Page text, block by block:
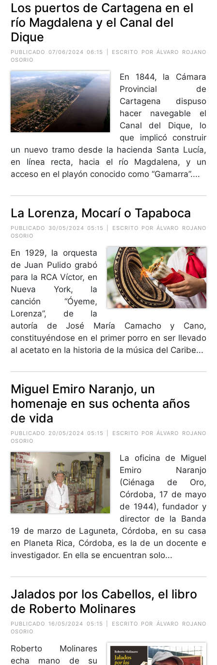
Los puertos de Cartagena en el
río Magdalena y el Canal del
Dique
PUBLICADO 07/06/2024 06:15 | ESCRITO POR ÁLVARO ROJANO
OSORIO
En 1844, la Cámara
Provincial de
Cartagena dispuso
hacer navegable el
Canal del Dique, lo
que implicó construir
un nuevo tramo desde la hacienda Santa Lucía,
en línea recta, hacia el río Magdalena, y un
acceso en el playón conocido como “Gamarra”....
La Lorenza, Mocarí o Tapaboca
PUBLICADO 30/05/2024 05:15 | ESCRITO POR ÁLVARO ROJANO
OSORIO
En 1929, la orquesta
de Juan Pulido grabó
para la RCA Víctor, en
Nueva York, la
canción “Óyeme,
Lorenza”, de la
autoría de José María Camacho y Cano,
constituyéndose en el primer porro en ser llevado
al acetato en la historia de la música del Caribe...
Miguel Emiro Naranjo, un
homenaje en sus ochenta años
de vida
PUBLICADO 20/05/2024 05:15 | ESCRITO POR ÁLVARO ROJANO
OSORIO
La oficina de Miguel
Emiro Naranjo
(Ciénaga de Oro,
Córdoba, 17 de mayo
de 1944), fundador y
director de la Banda
19 de marzo de Laguneta, Córdoba, en su casa
en Planeta Rica, Córdoba, es la de un docente e
investigador. En ella se encuentran solo...
Jalados por los Cabellos, el libro
de Roberto Molinares
PUBLICADO 16/05/2024 05:15 | ESCRITO POR ÁLVARO ROJANO
OSORIO
Roberto Molinares
echa mano de su